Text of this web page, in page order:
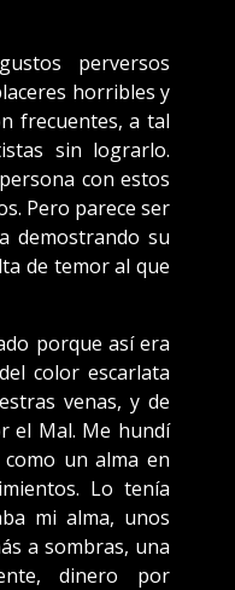
perversos
horribles y
frecuentes, a tal
sin lograrlo.
con estos
Pero parece ser
demostrando su
de temor al que
porque así era
color escarlata
venas, y de
el Mal. Me hundí
un alma en
Lo tenía
mi alma, unos
a sombras, una
dinero por